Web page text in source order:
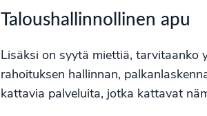
Taloushallinnollinen apu
Lisäksi on syytä miettiä, tarvitaanko
rahoituksen hallinnan,
kattavia palveluita, jotka kattavat